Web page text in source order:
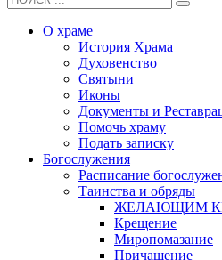
О храме
История Храма
Духовенство
Святыни
Иконы
Документы и
Помочь храму
Подать записку
Богослужения
Расписание
Таинства и обряды
ЖЕЛАЮЩИМ
Крещение
Миропомазание
Причащение